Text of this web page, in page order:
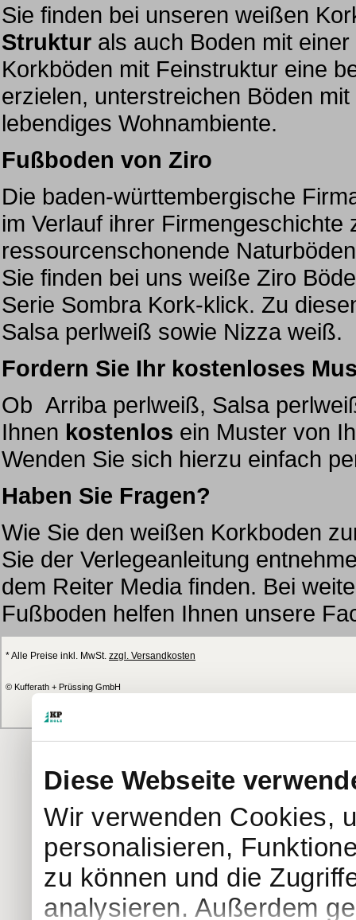
Diese Webseite
Wir verwenden Cookies,
personalisieren,
zu können und die
analysieren. Außerdem
Sie finden bei unseren weißen
Struktur als auch Boden mit einer
Korkböden mit Feinstruktur eine
erzielen, unterstreichen Böden
lebendiges Wohnambiente.
Fußboden von Ziro
Die baden-württembergische
im Verlauf ihrer
ressourcenschonende
Sie finden bei uns weiße Ziro
Serie Sombra Kork-klick. Zu
Salsa perlweiß sowie Nizza weiß.
Fordern Sie Ihr kostenloses
Ob Arriba perlweiß, Salsa
Ihnen kostenlos ein Muster von
Wenden Sie sich hierzu einfach
Haben Sie Fragen?
Wie Sie den weißen Korkboden
Sie der Verlegeanleitung
dem Reiter Media finden. Bei
Fußboden helfen Ihnen unsere
* Alle Preise inkl. MwSt. zzgl. Versandkosten
© Kufferath + Prüssing GmbH